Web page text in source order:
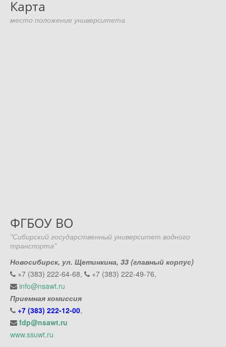
Карта
место положение университета
ФГБОУ ВО
"Сибирский государственный университет водного
транспорта"
Новосибирск, ул. Щетинкина, 33 (главный корпус)
+7 (383) 222-64-68,
+7 (383) 222-49-76,
info@nsawt.ru
Приемная комиссия
+7 (383) 222-12-00,
fdp@nsawt.ru
www.ssuwt.ru